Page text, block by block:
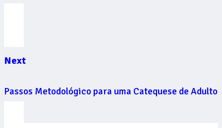
Next
Passos Metodológico para uma Catequese de Adulto